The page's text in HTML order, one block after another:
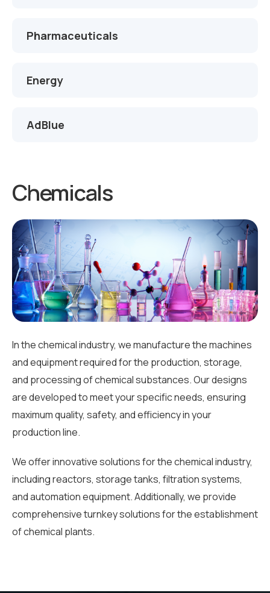
Pharmaceuticals
Energy
AdBlue
Chemicals
In the chemical industry, we manufacture the machines
and equipment required for the production, storage,
and processing of chemical substances. Our designs
are developed to meet your specific needs, ensuring
maximum quality, safety, and efficiency in your
production line.
We offer innovative solutions for the chemical industry,
including reactors, storage tanks, filtration systems,
and automation equipment. Additionally, we provide
comprehensive turnkey solutions for the establishment
of chemical plants.